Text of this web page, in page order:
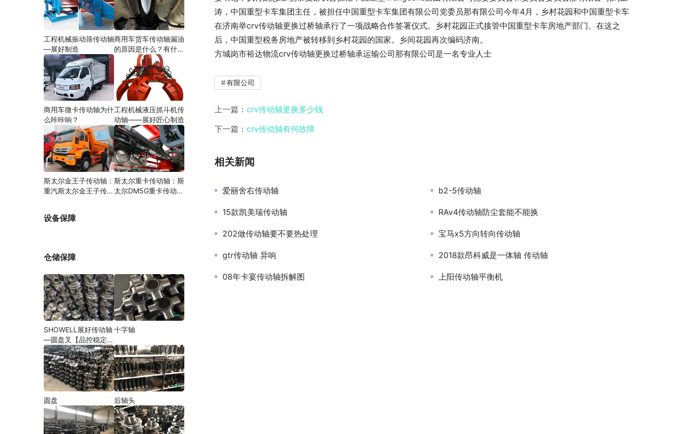
涛，中国重型卡车集团主任，被担任中国重型卡车集团有限公司党委员那有限公司今年4月，乡村花园和中国重型卡车
在济南举crv传动轴更换过桥轴承行了一项战略合作签署仪式。乡村花园正式接管中国重型卡车房地产部门。在这之
后，中国重型税务房地产被转移到乡村花园的国家。乡间花园再次编码济南。
方城岗市裕达物流crv传动轴更换过桥轴承运输公司那有限公司是一名专业人士
有限公司
上一篇： crv传动轴更换多少钱
下一篇： crv传动轴有何故障
相关新闻
爱丽舍右传动轴 b2-5传动轴
15款凯美瑞传动轴 RAv4传动轴防尘套能不能换
202做传动轴要不要热处理 宝马x5方向转向传动轴
gtr传动轴 异响 2018款昂科威是一体轴 传动轴
08年卡宴传动轴拆解图 上阳传动轴平衡机
工程机械振动筛传动轴
—展好制造
商用车货车传动轴漏油
的原因是什么？有什么
商用车微卡传动轴为什
么咔咔响？
工程机械液压抓斗机传
动轴——展好匠心制造
斯太尔金王子传动轴：
重汽斯太尔金王子传动
斯太尔重卡传动轴：斯
太尔DM5G重卡传动轴
设备保障
仓储保障
SHOWELL展好传动轴
—圆盘叉【品控稳定，
精密加工】
十字轴
圆盘 后轴头